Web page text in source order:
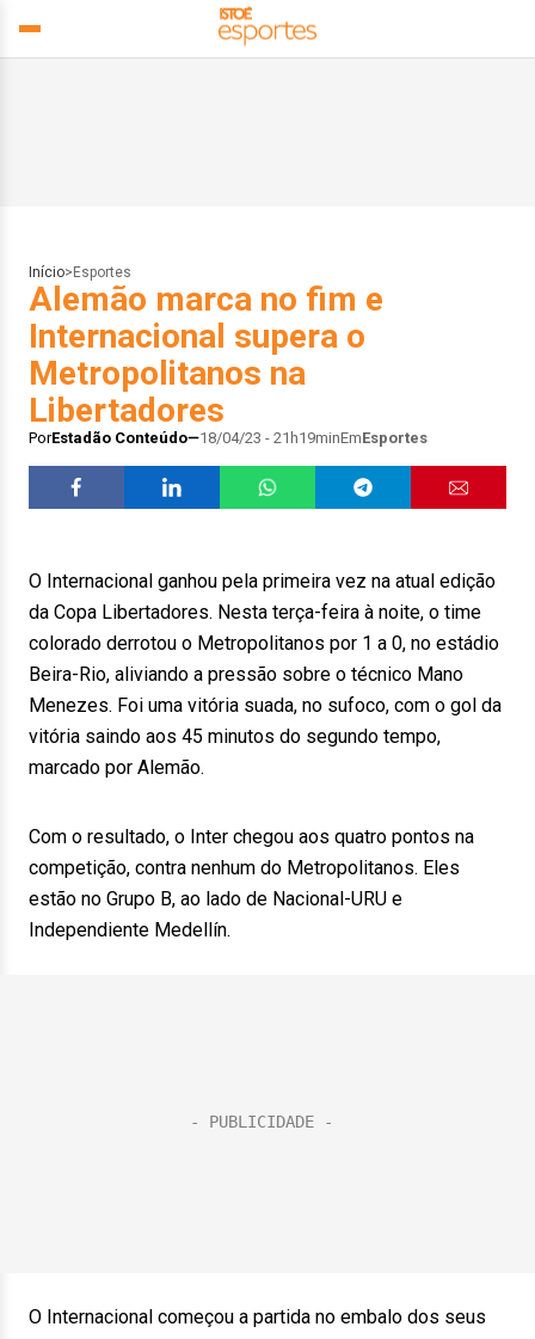
Início> Esportes
Alemão marca no fim e
Internacional supera o
Metropolitanos na
Libertadores
PorEstadão Conteúdo 18/04/23 - 21h19minEmEsportes
O Internacional ganhou pela primeira vez na atual edição
da Copa Libertadores. Nesta terça-feira à noite, o time
colorado derrotou o Metropolitanos por 1 a 0, no estádio
Beira-Rio, aliviando a pressão sobre o técnico Mano
Menezes. Foi uma vitória suada, no sufoco, com o gol da
vitória saindo aos 45 minutos do segundo tempo,
marcado por Alemão.
Com o resultado, o Inter chegou aos quatro pontos na
competição, contra nenhum do Metropolitanos. Eles
estão no Grupo B, ao lado de Nacional-URU e
Independiente Medellín.
O Internacional começou a partida no embalo dos seus